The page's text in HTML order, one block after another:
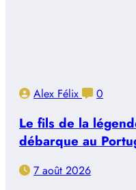
Alex Félix 0
Le fils de la
débarque au
7 août 2026